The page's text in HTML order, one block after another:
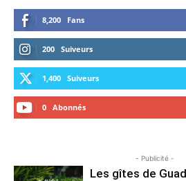
8,200 Fans
200 Suiveurs
1,400 Suiveurs
0 Abonnés
- Publicité -
Les gîtes de